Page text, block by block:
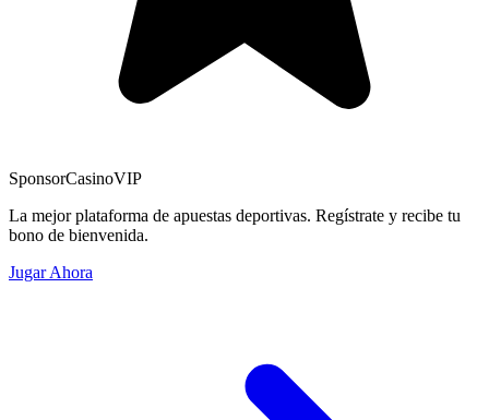
SponsorCasinoVIP
La mejor plataforma de apuestas deportivas. Regístrate y recibe tu
bono de bienvenida.
Jugar Ahora